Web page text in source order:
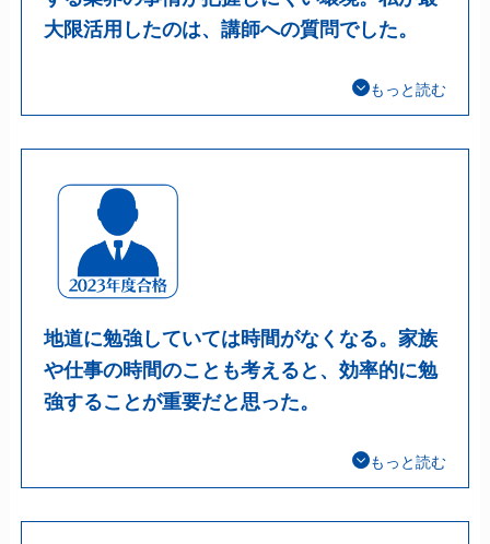
大限活用したのは、講師への質問でした。
もっと読む
地道に勉強していては時間がなくなる。家族
や仕事の時間のことも考えると、効率的に勉
強することが重要だと思った。
もっと読む